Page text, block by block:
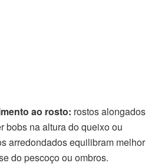
ao rosto: rostos alongados
bobs na altura do queixo ou
arredondados equilibram melhor
do pescoço ou ombros.